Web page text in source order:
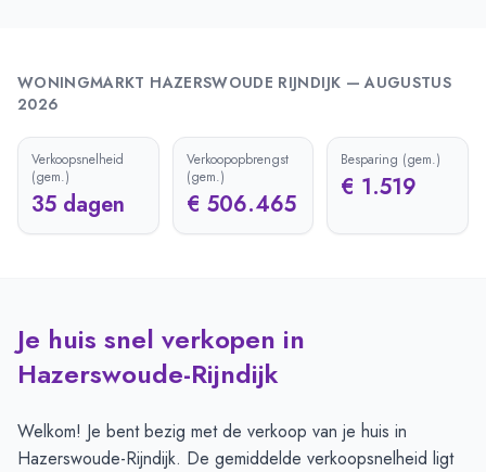
WONINGMARKT HAZERSWOUDE RIJNDIJK —AUGUSTUS
2026
Verkoopsnelheid
(gem.)
35 dagen
Verkoopopbrengst
(gem.)
€ 506.465
Besparing (gem.)
€ 1.519
Je huis snel verkopen in
Hazerswoude-Rijndijk
Welkom! Je bent bezig met de verkoop van je huis in
Hazerswoude-Rijndijk. De gemiddelde verkoopsnelheid ligt